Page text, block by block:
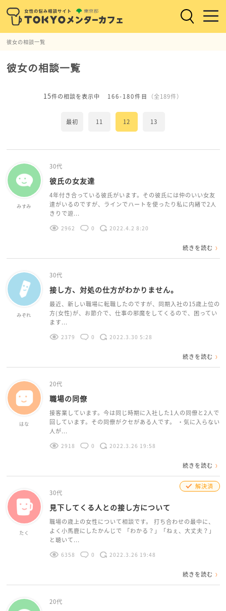
彼女の相談一覧
彼女の相談一覧
15件の相談を表示中 166-180件目 （全189件）
最初 11 12 13
みすみ
30代
彼氏の女友達
4年付き合っている彼氏がいます。その彼氏には仲のいい女友
達がいるのですが、ラインでハートを使ったり私に内緒で2人
きりで遊...
2962 0 2022.4.2 8:20
続きを読む
みぞれ
30代
接し方、対処の仕方がわかりません。
最近、新しい職場に転職したのですが、同期入社の15歳上位の
方(女性)が、お節介で、仕事の邪魔をしてくるので、困ってい
ます...
2379 0 2022.3.30 5:28
続きを読む
はな
20代
職場の同僚
接客業しています。今は同じ時期に入社した1人の同僚と2人で
回しています。その同僚がクセがある人です。 ・気に入らない
人が...
2918 0 2022.3.26 19:58
続きを読む
たく
解決済
30代
見下してくる人との接し方について
職場の歳上の女性について相談です。 打ち合わせの最中に、
よく小馬鹿にしたかんじで 「わかる？」「ねぇ、大丈夫？」
と聴いて...
6358 0 2022.3.26 19:48
続きを読む
20代